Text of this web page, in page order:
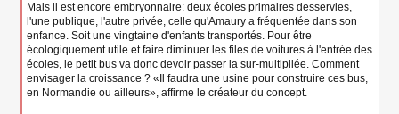
Mais il est encore embryonnaire: deux écoles primaires desservies,
l'une publique, l'autre privée, celle qu'Amaury a fréquentée dans son
enfance. Soit une vingtaine d'enfants transportés. Pour être
écologiquement utile et faire diminuer les files de voitures à l'entrée des
écoles, le petit bus va donc devoir passer la sur-multipliée. Comment
envisager la croissance ? «Il faudra une usine pour construire ces bus,
en Normandie ou ailleurs», affirme le créateur du concept.